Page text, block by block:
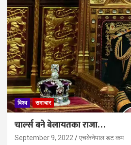
विश्व समाचार
चार्ल्स बने बेलायतका राजा…
September 9, 2022 एचकेनेपाल डट कम